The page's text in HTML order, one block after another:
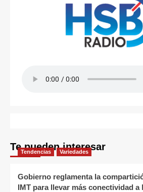
Te pueden interesar
Tendencias Variedades
Gobierno reglamenta la
IMT para llevar más conectividad a